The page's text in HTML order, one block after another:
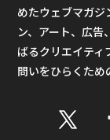
めたウェブマガジ
ン、アート、広告
ばるクリエイティ
問いをひらくため